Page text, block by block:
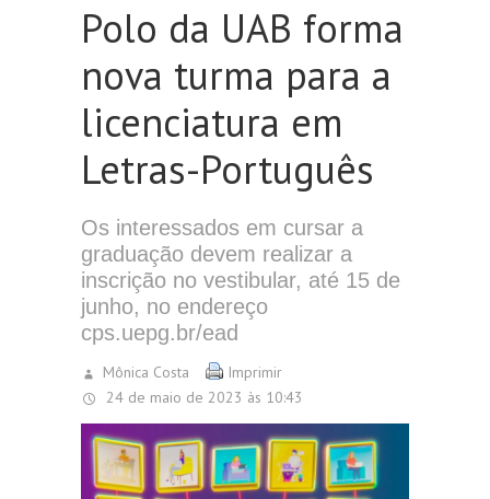
Polo da UAB forma
nova turma para a
licenciatura em
Letras-Português
Os interessados em cursar a
graduação devem realizar a
inscrição no vestibular, até 15 de
junho, no endereço
cps.uepg.br/ead
Mônica Costa
24 de maio de 2023 às 10:43
Imprimir